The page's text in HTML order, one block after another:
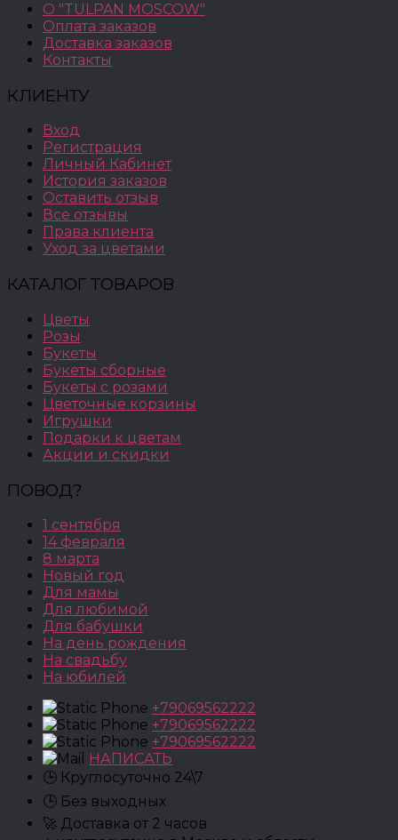
О "TULPAN MOSCOW"
Оплата заказов
Доставка заказов
Контакты
КЛИЕНТУ
Вход
Регистрация
Личный Кабинет
История заказов
Оставить отзыв
Все отзывы
Права клиента
Уход за цветами
КАТАЛОГ ТОВАРОВ
Цветы
Розы
Букеты
Букеты сборные
Букеты с розами
Цветочные корзины
Игрушки
Подарки к цветам
Акции и скидки
ПОВОД?
1 сентября
14 февраля
8 марта
Новый год
Для мамы
Для любимой
Для бабушки
На день рождения
На свадьбу
На юбилей
+79069562222
+79069562222
+79069562222
НАПИСАТЬ
🕒 Круглосуточно 24\7
🕒 Без выходных
🚀 Доставка от 2 часов